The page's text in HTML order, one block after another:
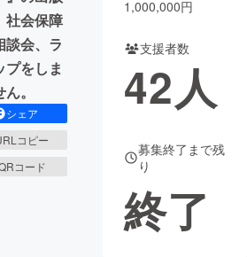
社会保障
談会、ラ
プをしま
。
シェア
コピー
コード
1,000,000円
支援者数
42人
募集終了まで残
り
終了